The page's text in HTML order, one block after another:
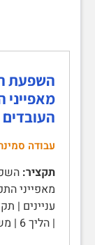
השפעת
מאפייני
העובדים
עבודה
תקציר:
מאפייני
| הליך 6 | משתתפים 6 | כלים 8 | …